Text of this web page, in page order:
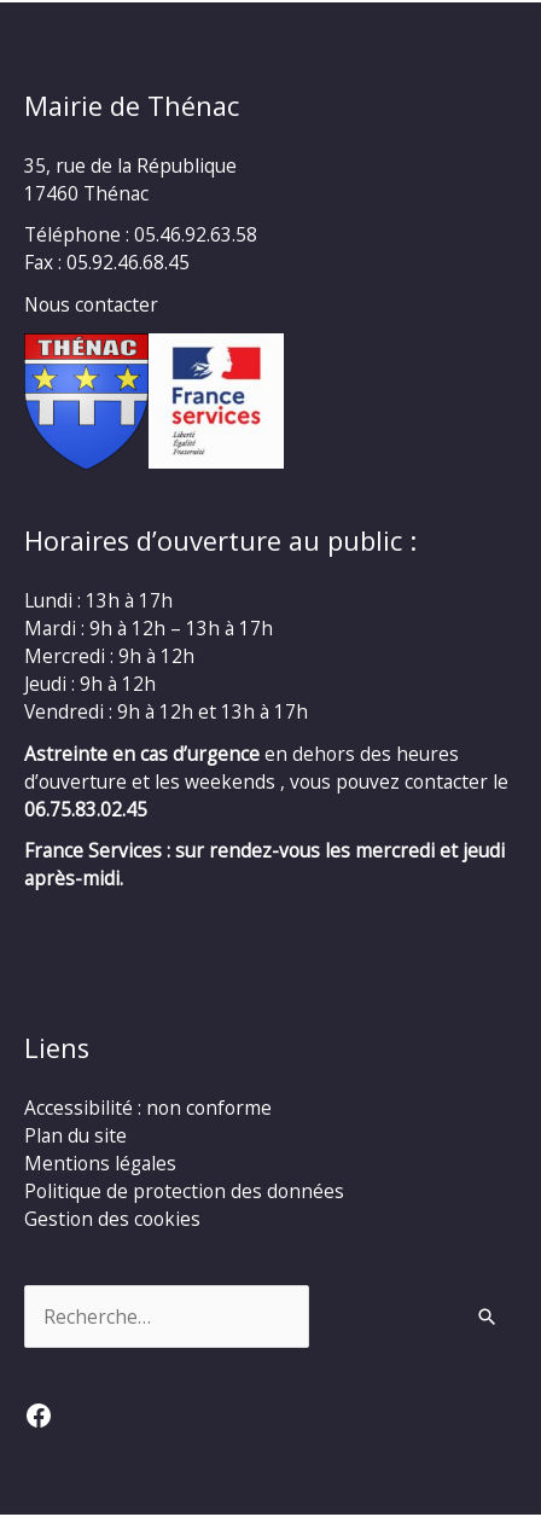
Mairie de Thénac
35, rue de la République
17460 Thénac
Téléphone : 05.46.92.63.58
Fax : 05.92.46.68.45
Nous contacter
Horaires d’ouverture au public :
Lundi : 13h à 17h
Mardi : 9h à 12h – 13h à 17h
Mercredi : 9h à 12h
Jeudi : 9h à 12h
Vendredi : 9h à 12h et 13h à 17h
Astreinte en cas d’urgenceen dehors des heures
d’ouverture et les weekends , vous pouvez contacter le
06.75.83.02.45
France Services : sur rendez-vous les mercredi et jeudi
après-midi.
Liens
Accessibilité : non conforme
Plan du site
Mentions légales
Politique de protection des données
Gestion des cookies
Facebook